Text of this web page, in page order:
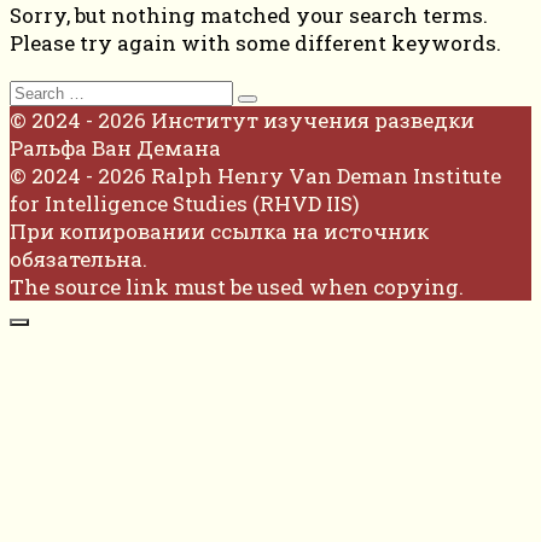
Sorry, but nothing matched your search terms.
Please try again with some different keywords.
Search
for:
© 2024 - 2026 Институт изучения разведки
Ральфа Ван Демана
© 2024 - 2026 Ralph Henry Van Deman Institute
for Intelligence Studies (RHVD IIS)
При копировании ссылка на источник
обязательна.
The source link must be used when copying.